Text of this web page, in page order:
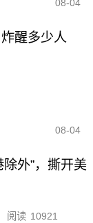
08-04
醒多少人
08-04
外”，撕开美
阅读 10921